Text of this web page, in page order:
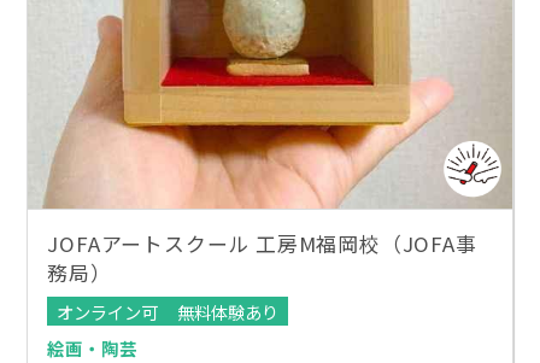
JOFAアートスクール 工房M福岡校（JOFA事
務局）
オンライン可
無料体験あり
絵画・陶芸